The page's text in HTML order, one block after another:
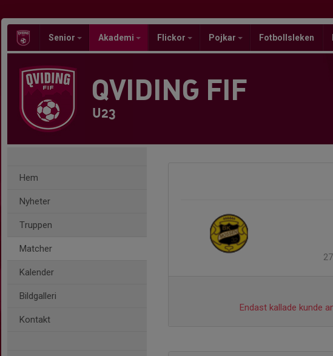
Senior Akademi Flickor Pojkar Fotbollsleken
QVIDING FIF
U23
Hem
Nyheter
Truppen
Matcher
Kalender
Bildgalleri
Kontakt
Endast kallade kunde